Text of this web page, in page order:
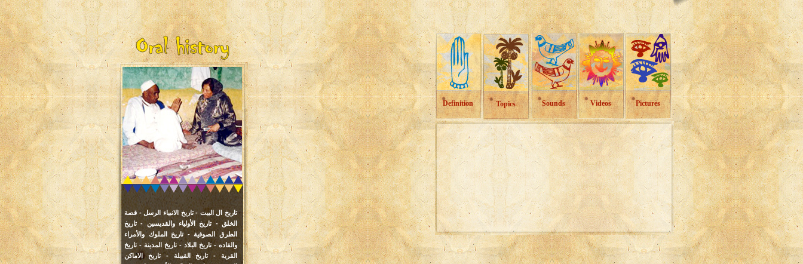
تاريخ ال البيت -تاريخ الانبياء الرسل - قصة
الخلق -تاريخ الأولياء والقديسين -تاريخ
الطرق الصوفية -تاريخ الملوك والأمراء
والقاده -تاريخ البلاد -تاريخ المدينة -تاريخ
القرية -تاريخ القبيلة -تاريخ الاماكن
Definition Topics Sounds Videos Pictures